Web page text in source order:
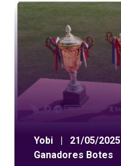
Yobi | 21/05/2025
Ganadores Botes